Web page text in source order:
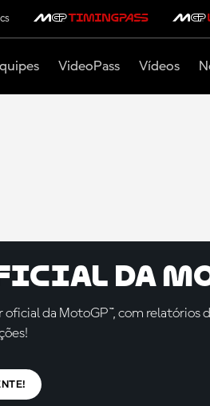
VideoPass Vídeos
da
da MotoGP™, com relatórios